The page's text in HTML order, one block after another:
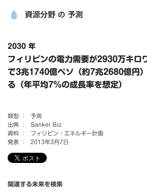
資源分野 の 予測
2030 年
フィリピンの電力需要が2930万キロ
で3兆1740億ペソ（約7兆2680億円
る（年平均7％の成長率を想定）
類型 ：
予測
出典 ：
Sankei Biz
資料 ：
フィリピン・エネルギー計画
発表 ：
2013年3月7日
関連する未来を検索